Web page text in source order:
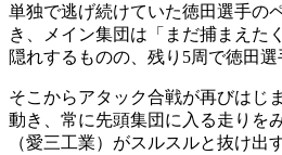
単独で逃げ続けていた徳田選手の
き、メイン集団は「まだ捕まえた
隠れするものの、残り5周で徳田選
そこからアタック合戦が再びはじ
動き、常に先頭集団に入る走りを
（愛三工業）がスルスルと抜け出